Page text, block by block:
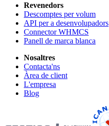
Revenedors
Descomptes per volum
API per a desenvolupadors
Connector WHMCS
Panell de marca blanca
Nosaltres
Contacta'ns
Àrea de client
L'empresa
Blog